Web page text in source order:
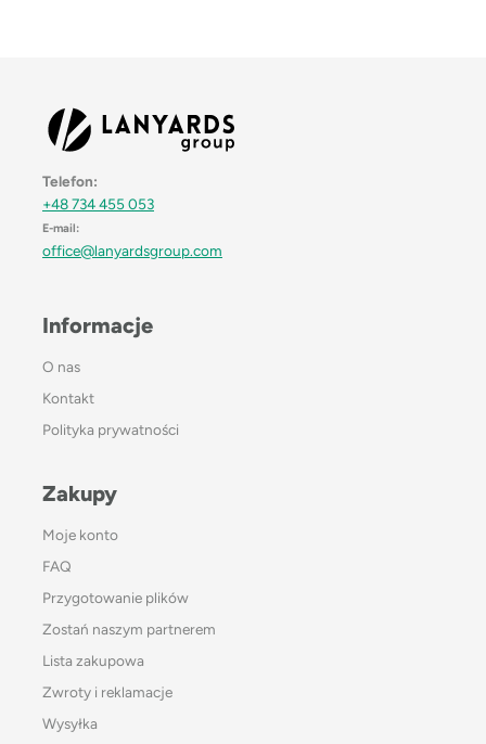
Telefon:
+48 734 455 053
E-mail:
office@lanyardsgroup.com
Informacje
O nas
Kontakt
Polityka prywatności
Zakupy
Moje konto
FAQ
Przygotowanie plików
Zostań naszym partnerem
Lista zakupowa
Zwroty i reklamacje
Wysyłka